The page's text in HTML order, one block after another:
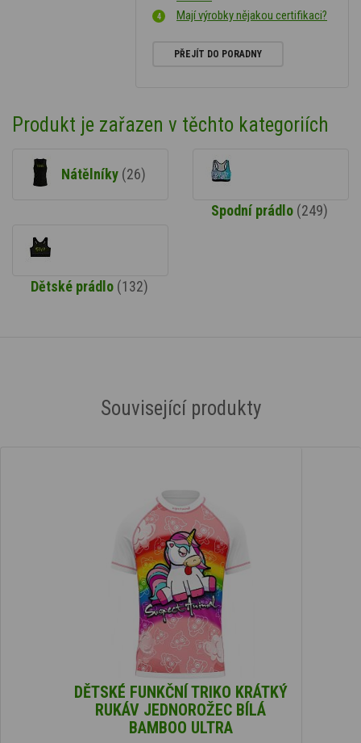
Mají výrobky nějakou certifikaci?
PŘEJÍT DO PORADNY
Produkt je zařazen v těchto kategoriích
Nátělníky (26)
Spodní prádlo (249)
Dětské prádlo (132)
Související produkty
DĚTSKÉ FUNKČNÍ TRIKO KRÁTKÝ
RUKÁV JEDNOROŽEC BÍLÁ
BAMBOO ULTRA